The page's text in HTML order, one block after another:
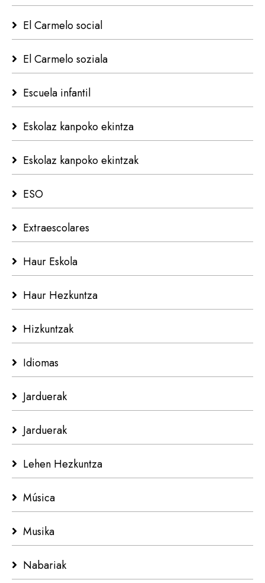
El Carmelo social
El Carmelo soziala
Escuela infantil
Eskolaz kanpoko ekintza
Eskolaz kanpoko ekintzak
ESO
Extraescolares
Haur Eskola
Haur Hezkuntza
Hizkuntzak
Idiomas
Jarduerak
Jarduerak
Lehen Hezkuntza
Música
Musika
Nabariak